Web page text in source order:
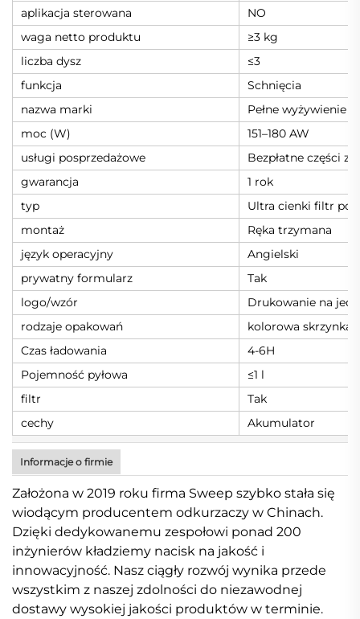
aplikacja sterowana
NO
waga netto produktu
≥3 kg
liczba dysz
≤3
funkcja
Schnięcia
nazwa marki
Pełne wyżywienie
moc (W)
151–180 AW
usługi posprzedażowe
Bezpłatne części
gwarancja
1 rok
typ
Ultra cienki filtr
montaż
Ręka trzymana
język operacyjny
Angielski
prywatny formularz
Tak
logo/wzór
Drukowanie na
rodzaje opakowań
kolorowa skrzynka
Czas ładowania
4-6H
Pojemność pyłowa
≤1 l
filtr
Tak
cechy
Akumulator
Informacje o firmie
Założona w 2019 roku firma Sweep szybko stała się
wiodącym producentem odkurzaczy w Chinach.
Dzięki dedykowanemu zespołowi ponad 200
inżynierów kładziemy nacisk na jakość i
innowacyjność. Nasz ciągły rozwój wynika przede
wszystkim z naszej zdolności do niezawodnej
dostawy wysokiej jakości produktów w terminie.